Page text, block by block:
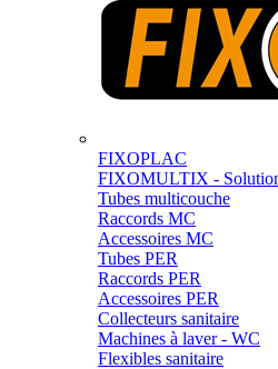
FIXOPLAC
FIXOMULTIX -
Tubes multicouche
Raccords MC
Accessoires MC
Tubes PER
Raccords PER
Accessoires PER
Collecteurs sanitaire
Machines à laver - WC
Flexibles sanitaire